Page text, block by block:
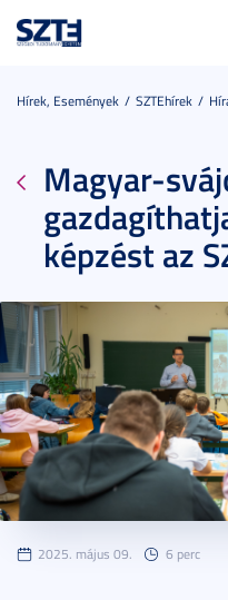
Hírek, Események SZTEhírek
Magyar-
képzést az
2025. május 09. 6 perc